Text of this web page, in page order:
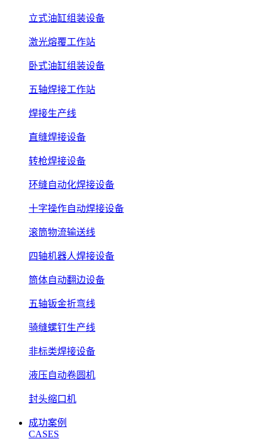
立式油缸组装设备
激光熔覆工作站
卧式油缸组装设备
五轴焊接工作站
焊接生产线
直缝焊接设备
转枪焊接设备
环缝自动化焊接设备
十字操作自动焊接设备
滚筒物流输送线
四轴机器人焊接设备
筒体自动翻边设备
五轴钣金折弯线
骑缝螺钉生产线
非标类焊接设备
液压自动卷圆机
封头缩口机
成功案例
CASES